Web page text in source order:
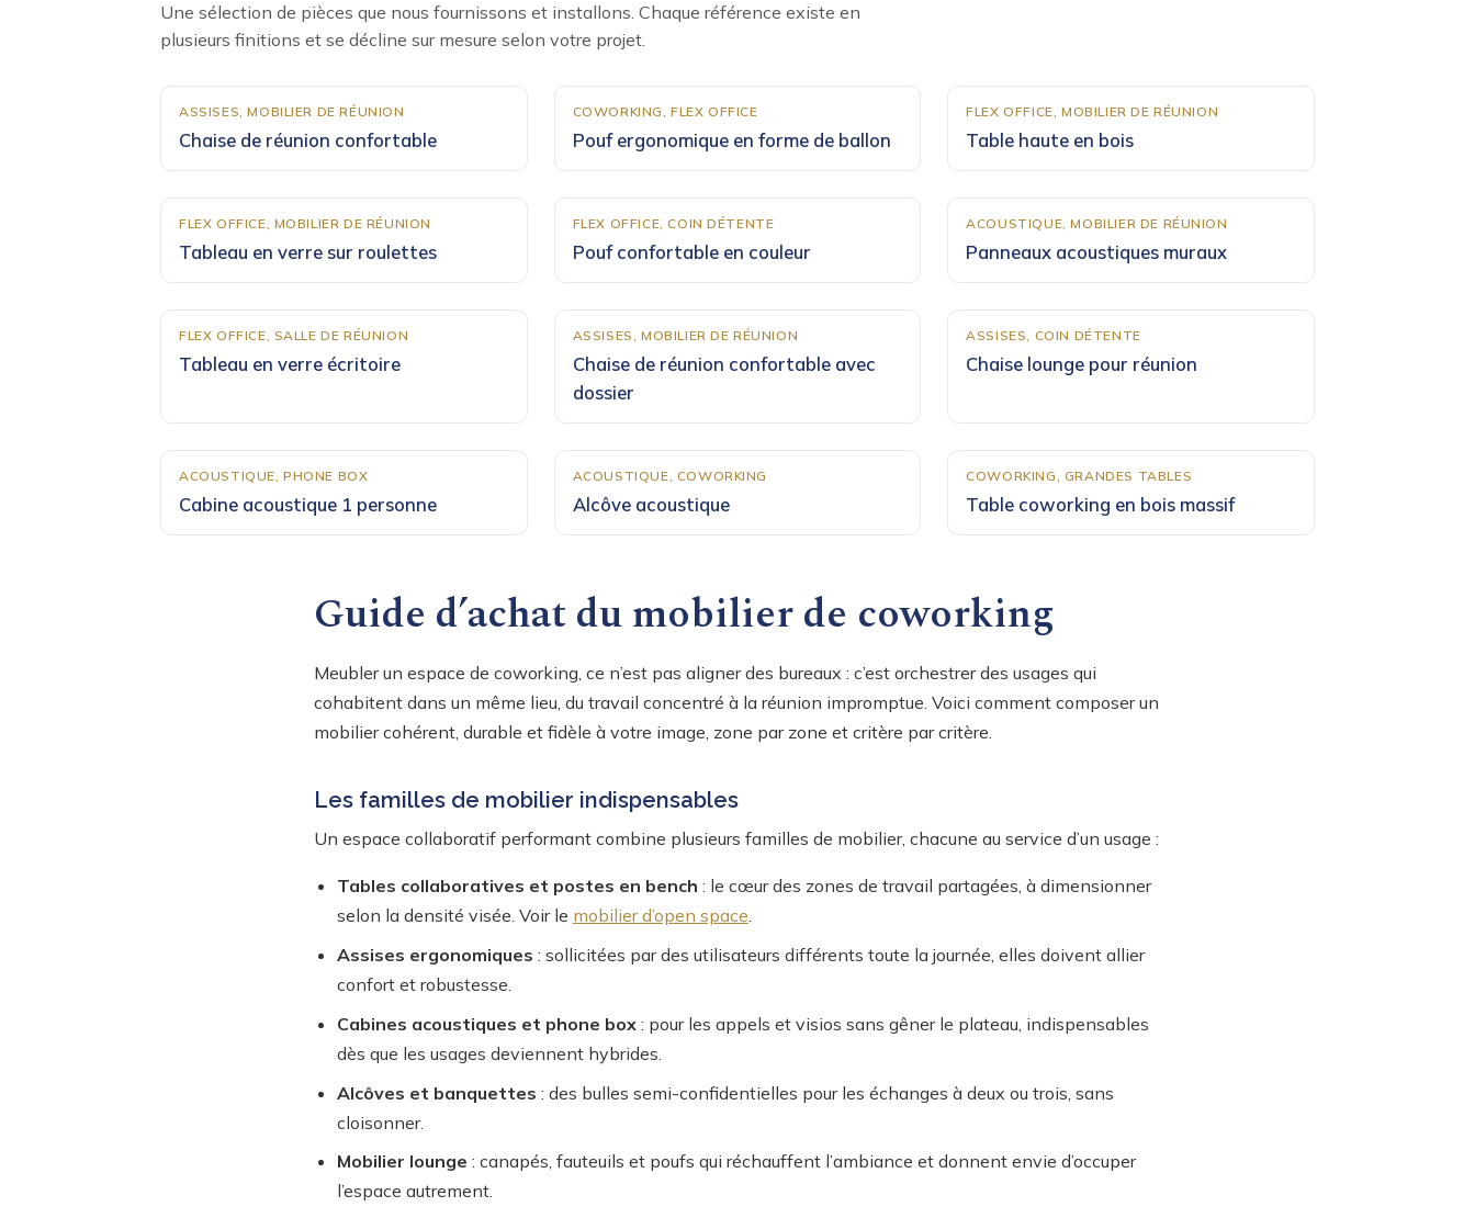
Une sélection de pièces que nous fournissons et installons. Chaque référence existe en
plusieurs finitions et se décline sur mesure selon votre projet.
ASSISES, MOBILIER DE RÉUNION
Chaise de réunion confortable
COWORKING, FLEX OFFICE
Pouf ergonomique en forme de ballon
FLEX OFFICE, MOBILIER DE RÉUNION
Table haute en bois
FLEX OFFICE, MOBILIER DE RÉUNION
Tableau en verre sur roulettes
FLEX OFFICE, COIN DÉTENTE
Pouf confortable en couleur
ACOUSTIQUE, MOBILIER DE RÉUNION
Panneaux acoustiques muraux
FLEX OFFICE, SALLE DE RÉUNION
Tableau en verre écritoire
ASSISES, MOBILIER DE RÉUNION
Chaise de réunion confortable avec
dossier
ASSISES, COIN DÉTENTE
Chaise lounge pour réunion
ACOUSTIQUE, PHONE BOX
Cabine acoustique 1 personne
ACOUSTIQUE, COWORKING
Alcôve acoustique
COWORKING, GRANDES TABLES
Table coworking en bois massif
Guide d’achat du mobilier de coworking
Meubler un espace de coworking, ce n’est pas aligner des bureaux : c’est orchestrer des usages qui
cohabitent dans un même lieu, du travail concentré à la réunion impromptue. Voici comment composer un
mobilier cohérent, durable et fidèle à votre image, zone par zone et critère par critère.
Les familles de mobilier indispensables
Un espace collaboratif performant combine plusieurs familles de mobilier, chacune au service d’un usage :
Tables collaboratives et postes en bench : le cœur des zones de travail partagées, à dimensionner
selon la densité visée. Voir le mobilier d’open space.
Assises ergonomiques : sollicitées par des utilisateurs différents toute la journée, elles doivent allier
confort et robustesse.
Cabines acoustiques et phone box: pour les appels et visios sans gêner le plateau, indispensables
dès que les usages deviennent hybrides.
Alcôves et banquettes : des bulles semi-confidentielles pour les échanges à deux ou trois, sans
cloisonner.
Mobilier lounge : canapés, fauteuils et poufs qui réchauffent l’ambiance et donnent envie d’occuper
l’espace autrement.